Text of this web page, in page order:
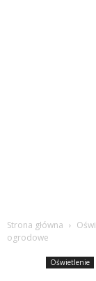
Strona główna
ogrodowe
Oświetlenie